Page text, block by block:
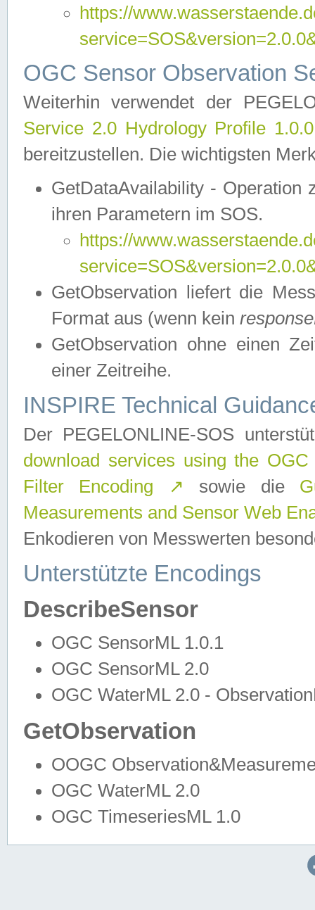
https://
OGC Sensor Observation
Weiterhin verwendet der
Service 2.0 Hydrology Profile
bereitzustellen. Die wichtigsten
GetDataAvailability - Operation
ihren Parametern im SOS.
https://
GetObservation liefert die
Format aus (wenn kein
GetObservation ohne einen
einer Zeitreihe.
INSPIRE Technical
Der PEGELONLINE-SOS
download services using the
Filter Encoding
↗ sowie die
Measurements and Sensor Web
Enkodieren von Messwerten
Unterstützte Encodings
DescribeSensor
OGC SensorML 1.0.1
OGC SensorML 2.0
OGC WaterML 2.0 -
GetObservation
OOGC
OGC WaterML 2.0
OGC TimeseriesML 1.0